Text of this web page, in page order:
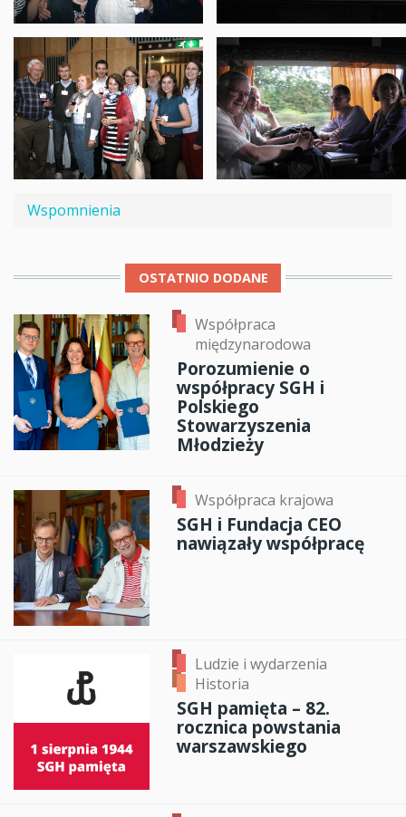
Wspomnienia
OSTATNIO DODANE
Współpraca
międzynarodowa
Porozumienie o
współpracy SGH i
Polskiego
Stowarzyszenia
Młodzieży
Współpraca krajowa
SGH i Fundacja CEO
nawiązały współpracę
Ludzie i wydarzenia
Historia
SGH pamięta – 82.
rocznica powstania
warszawskiego